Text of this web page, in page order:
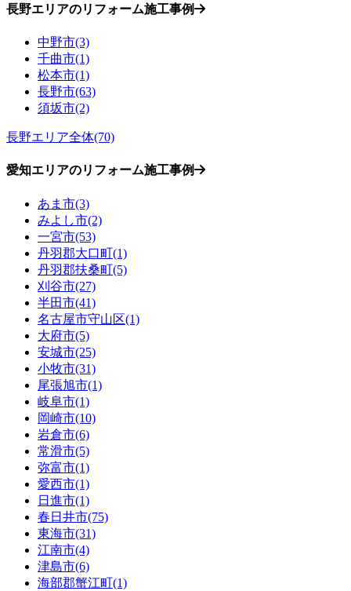
長野エリアのリフォーム施工事例
中野市(3)
千曲市(1)
松本市(1)
長野市(63)
須坂市(2)
長野エリア全体(70)
愛知エリアのリフォーム施工事例
あま市(3)
みよし市(2)
一宮市(53)
丹羽郡大口町(1)
丹羽郡扶桑町(5)
刈谷市(27)
半田市(41)
名古屋市守山区(1)
大府市(5)
安城市(25)
小牧市(31)
尾張旭市(1)
岐阜市(1)
岡崎市(10)
岩倉市(6)
常滑市(5)
弥富市(1)
愛西市(1)
日進市(1)
春日井市(75)
東海市(31)
江南市(4)
津島市(6)
海部郡蟹江町(1)